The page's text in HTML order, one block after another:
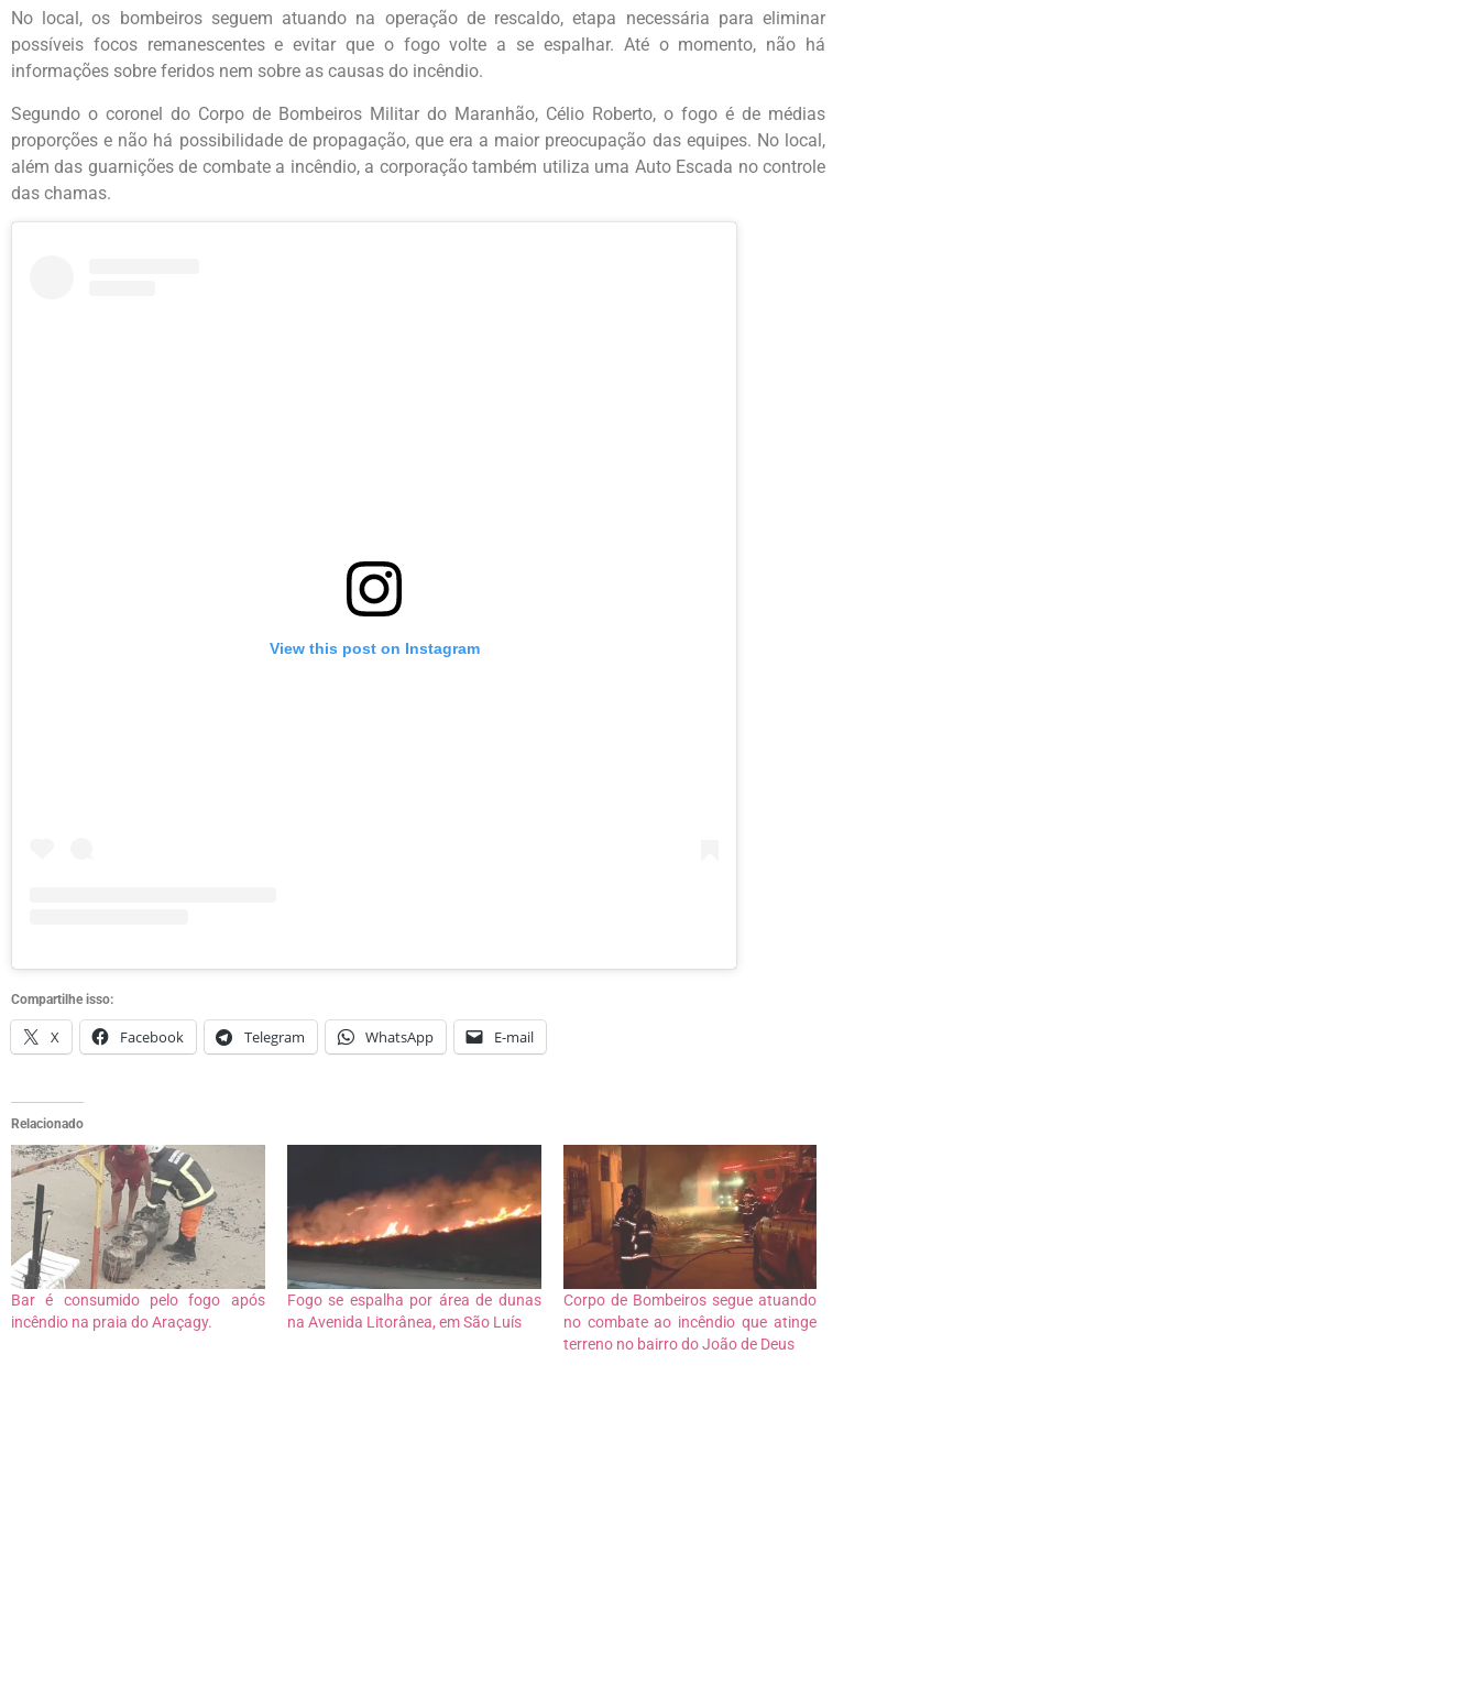
No local, os bombeiros seguem atuando na operação de rescaldo, etapa necessária para eliminar
possíveis focos remanescentes e evitar que o fogo volte a se espalhar. Até o momento, não há
informações sobre feridos nem sobre as causas do incêndio.
Segundo o coronel do Corpo de Bombeiros Militar do Maranhão, Célio Roberto, o fogo é de médias
proporções e não há possibilidade de propagação, que era a maior preocupação das equipes. No local,
além das guarnições de combate a incêndio, a corporação também utiliza uma Auto Escada no controle
das chamas.
View this post on Instagram
Compartilhe isso:
X Facebook Telegram WhatsApp E-mail
Relacionado
Bar é consumido pelo fogo após
incêndio na praia do Araçagy.
Fogo se espalha por área de dunas
na Avenida Litorânea, em São Luís
Corpo de Bombeiros segue atuando
no combate ao incêndio que atinge
terreno no bairro do João de Deus